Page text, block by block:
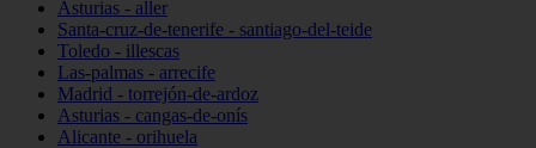
Asturias - aller
Santa-cruz-de-tenerife - santiago-del-teide
Toledo - illescas
Las-palmas - arrecife
Madrid - torrejón-de-ardoz
Asturias - cangas-de-onís
Alicante - orihuela